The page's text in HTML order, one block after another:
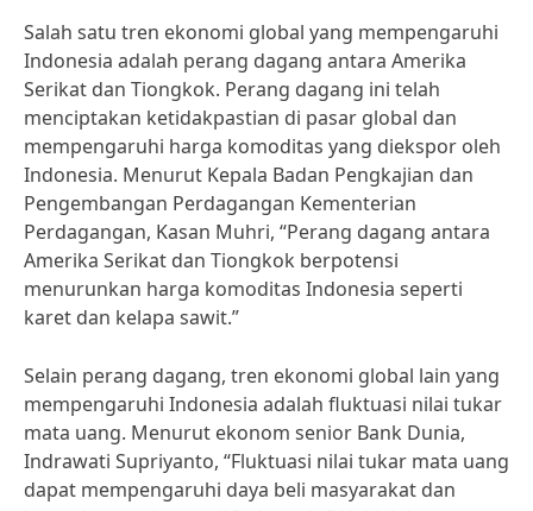
Salah satu tren ekonomi global yang mempengaruhi
Indonesia adalah perang dagang antara Amerika
Serikat dan Tiongkok. Perang dagang ini telah
menciptakan ketidakpastian di pasar global dan
mempengaruhi harga komoditas yang diekspor oleh
Indonesia. Menurut Kepala Badan Pengkajian dan
Pengembangan Perdagangan Kementerian
Perdagangan, Kasan Muhri, “Perang dagang antara
Amerika Serikat dan Tiongkok berpotensi
menurunkan harga komoditas Indonesia seperti
karet dan kelapa sawit.”
Selain perang dagang, tren ekonomi global lain yang
mempengaruhi Indonesia adalah fluktuasi nilai tukar
mata uang. Menurut ekonom senior Bank Dunia,
Indrawati Supriyanto, “Fluktuasi nilai tukar mata uang
dapat mempengaruhi daya beli masyarakat dan